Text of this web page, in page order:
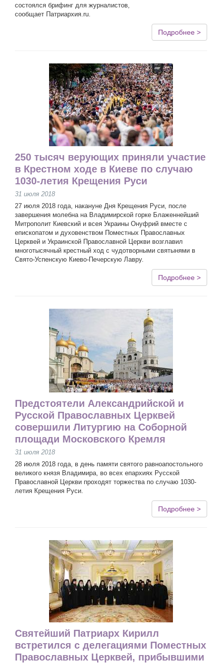
состоялся брифинг для журналистов,
сообщает Патриархия.ru.
Подробнее >
250 тысяч верующих приняли участие
в Крестном ходе в Киеве по случаю
1030-летия Крещения Руси
31 июля 2018
27 июля 2018 года, накануне Дня Крещения Руси, после
завершения молебна на Владимирской горке Блаженнейший
Митрополит Киевский и всея Украины Онуфрий вместе с
епископатом и духовенством Поместных Православных
Церквей и Украинской Православной Церкви возглавил
многотысячный крестный ход с чудотворными святынями в
Свято-Успенскую Киево-Печерскую Лавру.
Подробнее >
Предстоятели Александрийской и
Русской Православных Церквей
совершили Литургию на Соборной
площади Московского Кремля
31 июля 2018
28 июля 2018 года, в день памяти святого равноапостольного
великого князя Владимира, во всех епархиях Русской
Православной Церкви проходят торжества по случаю 1030-
летия Крещения Руси.
Подробнее >
Святейший Патриарх Кирилл
встретился с делегациями Поместных
Православных Церквей, прибывшими